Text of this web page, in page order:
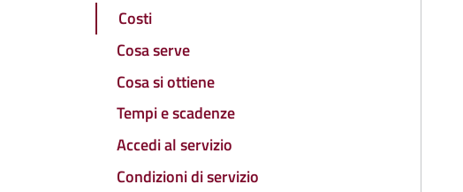
Costi
Cosa serve
Cosa si ottiene
Tempi e scadenze
Accedi al servizio
Condizioni di servizio